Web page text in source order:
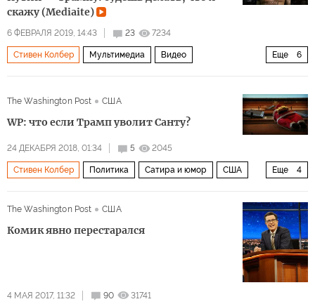
скажу (Mediaite)
6 ФЕВРАЛЯ 2019, 14:43 23 7234
Еще 6
Стивен Колбер Мультимедиа Видео
Владимир Путин Дональд Трамп
The Washington Post США
WP: что если Трамп уволит Санту?
24 ДЕКАБРЯ 2018, 01:34 5 2045
Еще 4
Стивен Колбер Политика Сатира и юмор США
The Washington Post США
Комик явно перестарался
4 МАЯ 2017, 11:32 90 31741